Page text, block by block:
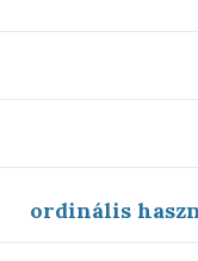
ordinális